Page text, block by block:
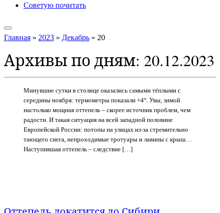
Советую почитать
Главная » 2023 » Декабрь » 20
Архивы по дням: 20.12.2023
Минувшие сутки в столице оказались самыми тёплыми с
середины ноября: термометры показали +4°. Увы, зимой
настолько мощная оттепель – скорее источник проблем, чем
радости. И такая ситуация на всей западной половине
Европейской России: потопы на улицах из-за стремительно
тающего снега, непроходимые тротуары и лавины с крыш…
Наступившая оттепель – следствие […]